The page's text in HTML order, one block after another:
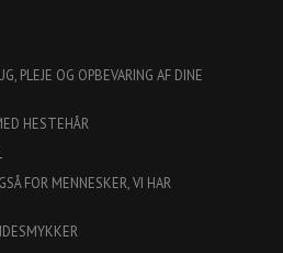
PLEJE OG OPBEVARING AF DINE
HESTEHÅR
FOR MENNESKER, VI HAR